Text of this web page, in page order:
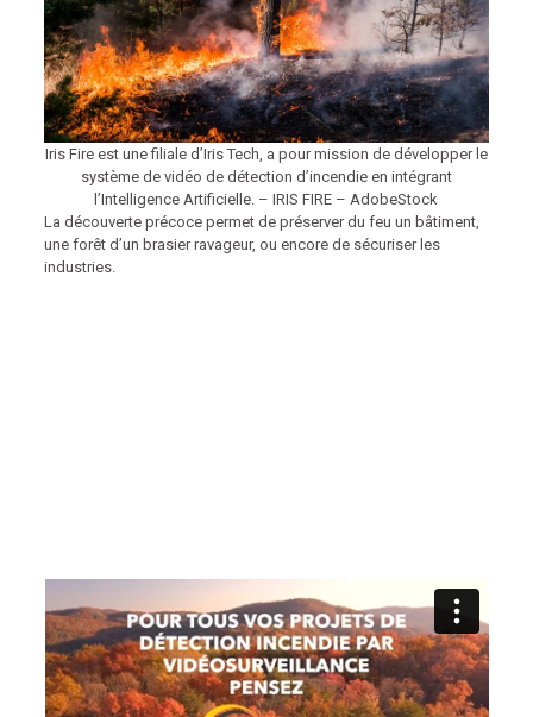
Iris Fire est une filiale d’Iris Tech, a pour mission de développer le
système de vidéo de détection d’incendie en intégrant
l’Intelligence Artificielle. – IRIS FIRE – AdobeStock
La découverte précoce permet de préserver du feu un bâtiment,
une forêt d’un brasier ravageur, ou encore de sécuriser les
industries.